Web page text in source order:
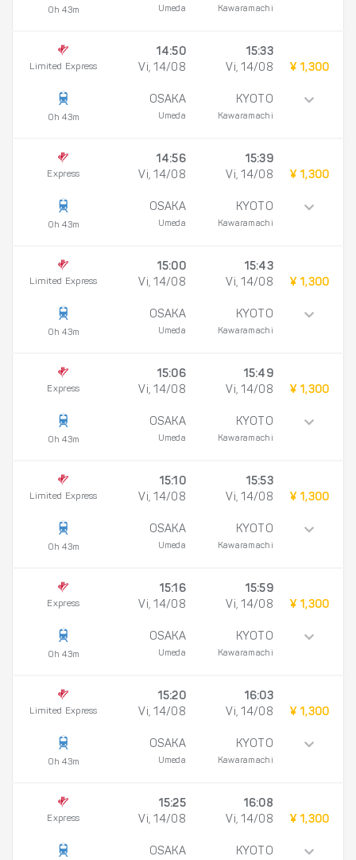
0h 43m Umeda Kawaramachi
Limited Express
0h 43m
14:50
Vi, 14/08
OSAKA
Umeda
15:33
Vi, 14/08
KYOTO
Kawaramachi
¥ 1,300
Express
0h 43m
14:56
Vi, 14/08
OSAKA
Umeda
15:39
Vi, 14/08
KYOTO
Kawaramachi
¥ 1,300
Limited Express
0h 43m
15:00
Vi, 14/08
OSAKA
Umeda
15:43
Vi, 14/08
KYOTO
Kawaramachi
¥ 1,300
Express
0h 43m
15:06
Vi, 14/08
OSAKA
Umeda
15:49
Vi, 14/08
KYOTO
Kawaramachi
¥ 1,300
Limited Express
0h 43m
15:10
Vi, 14/08
OSAKA
Umeda
15:53
Vi, 14/08
KYOTO
Kawaramachi
¥ 1,300
Express
0h 43m
15:16
Vi, 14/08
OSAKA
Umeda
15:59
Vi, 14/08
KYOTO
Kawaramachi
¥ 1,300
Limited Express
0h 43m
15:20
Vi, 14/08
OSAKA
Umeda
16:03
Vi, 14/08
KYOTO
Kawaramachi
¥ 1,300
Express
15:25
Vi, 14/08
OSAKA
16:08
Vi, 14/08
KYOTO
¥ 1,300